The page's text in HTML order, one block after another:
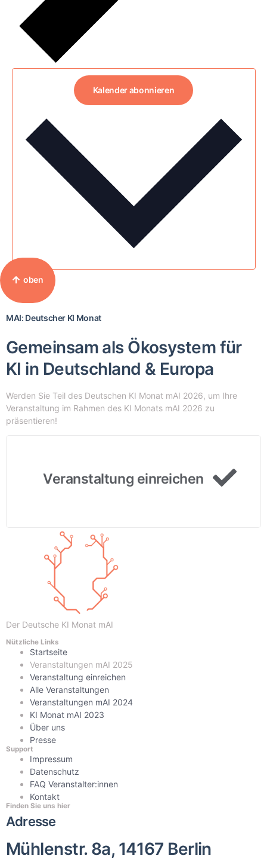
Kalender abonnieren
oben
MAI: Deutscher KI Monat
Gemeinsam als Ökosystem für
KI in Deutschland & Europa
Werden Sie Teil des Deutschen KI Monat mAI 2026, um Ihre
Veranstaltung im Rahmen des KI Monats mAI 2026 zu
präsentieren!
Veranstaltung einreichen
Der Deutsche KI Monat mAI
Nützliche Links
Startseite
Veranstaltungen mAI 2025
Veranstaltung einreichen
Alle Veranstaltungen
Veranstaltungen mAI 2024
KI Monat mAI 2023
Über uns
Presse
Support
Impressum
Datenschutz
FAQ Veranstalter:innen
Kontakt
Finden Sie uns hier
Adresse
Mühlenstr. 8a, 14167 Berlin